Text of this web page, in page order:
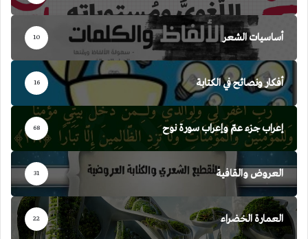
أساسيات الشعر 10
أفكار ونصائح في الكتابة 16
إعراب جزء عمّ وإعراب سورة نوح 68
العروض والقافية 31
العمارة الخضراء 22